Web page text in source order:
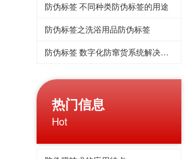
防伪标签 不同种类防伪标签的用途
防伪标签之洗浴用品防伪标签
防伪标签 数字化防窜货系统解决方案
热门信息
Hot